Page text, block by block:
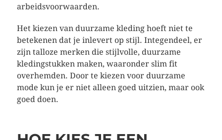
arbeidsvoorwaarden.
Het kiezen van duurzame kleding hoeft niet te
betekenen dat je inlevert op stijl. Integendeel, er
zijn talloze merken die stijlvolle, duurzame
kledingstukken maken, waaronder slim fit
overhemden. Door te kiezen voor duurzame
mode kun je er niet alleen goed uitzien, maar ook
goed doen.